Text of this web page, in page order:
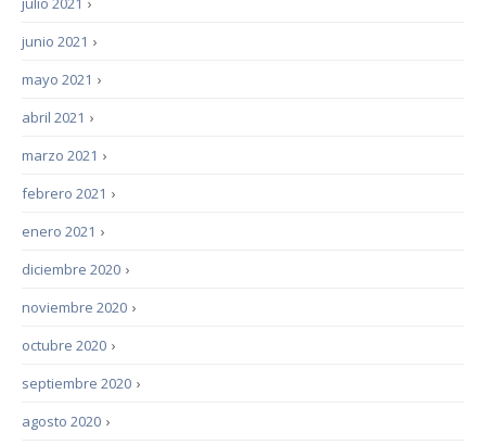
›
junio 2021
›
mayo 2021
›
abril 2021
›
marzo 2021
›
febrero 2021
›
enero 2021
›
diciembre 2020
›
noviembre 2020
›
octubre 2020
›
septiembre 2020
›
agosto 2020